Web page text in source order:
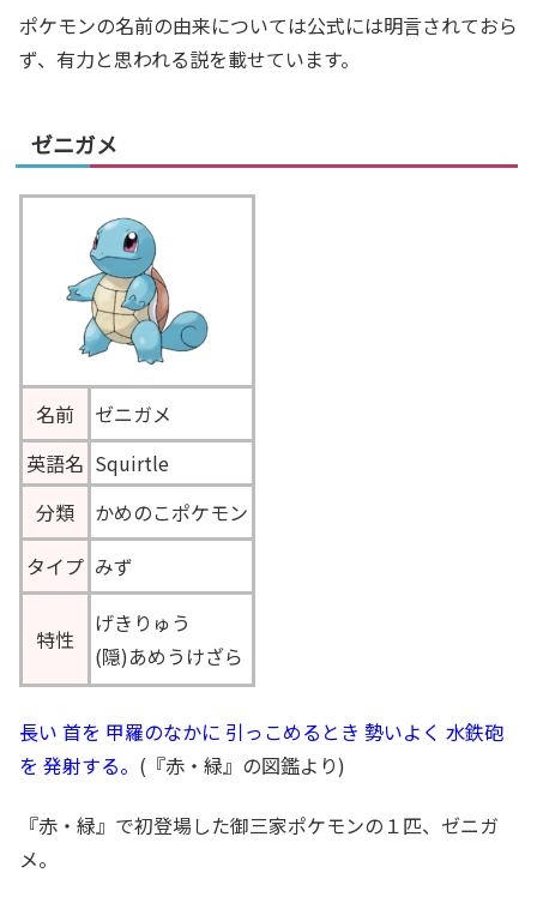
ポケモンの名前の由来については公式には明言されておら
ず、有力と思われる説を載せています。
ゼニガメ
名前
ゼニガメ
英語名 Squirtle
分類
かめのこポケモン
タイプ みず
特性
げきりゅう
(隠)あめうけざら
長い 首を 甲羅のなかに 引っこめるとき 勢いよく 水鉄砲
を 発射する。 (『赤・緑』の図鑑より)
『赤・緑』で初登場した御三家ポケモンの１匹、ゼニガ
メ。